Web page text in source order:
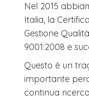
Nel 2015
Italia, la
Gestione
9001:2008 e
Questo è un
importante
continua